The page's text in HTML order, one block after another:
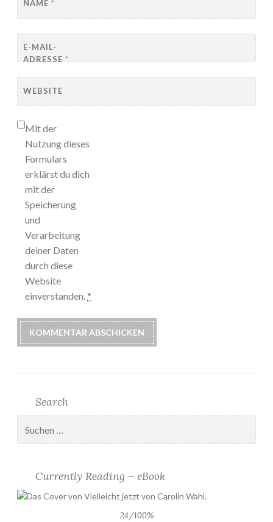
NAME *
E-MAIL-
ADRESSE *
WEBSITE
Mit der
Nutzung dieses
Formulars
erklärst du dich
mit der
Speicherung
und
Verarbeitung
deiner Daten
durch diese
Website
einverstanden. *
Search
nach:
Currently Reading – eBook
24/100%